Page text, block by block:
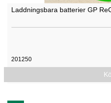
Laddningsbara batterier GP
201250